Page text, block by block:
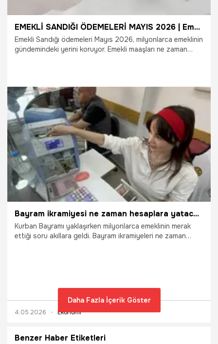
EMEKLİ SANDIĞI ÖDEMELERİ MAYIS 2026 | Emekli maaşları ne zaman yatacak? Emekli Sandığı, SSK, Bağkur, tarım aylıkları ne zaman yatacak? SGK 4A, 4B, 4C maaşı Kurban Bayramı ödeme takvimi
Emekli Sandığı ödemeleri Mayıs 2026, milyonlarca emeklinin
gündemindeki yerini koruyor. Emekli maaşları ne zaman
önem kazandı. Emekli maaşı ödeme takvimi kapsamında
maaşların erken yatıp yatmayacağı da yakından takip
ediliyor. İşte emekli maaşlarının ödeme takvimine dair son
durum...
12.05.2026 Ekonomi
Bayram ikramiyesi ne zaman hesaplara yatacak? Bayram ikramiyesi ne kadar olacak? KURBAN BAYRAMI EMEKLİ İKRAMİYESİ 2026
Kurban Bayramı yaklaşırken milyonlarca emeklinin merak
ettiği soru akıllara geldi. Bayram ikramiyeleri ne zaman
4.05.2026 Ekonomi
Daha Fazla İçerik Göster
Benzer Haber Etiketleri